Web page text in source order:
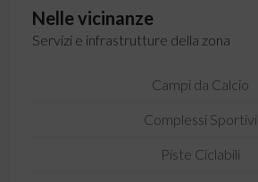
Nelle vicinanze
Servizi e infrastrutture della zona
Campi da Calcio
Complessi Sportivi
Piste Ciclabili